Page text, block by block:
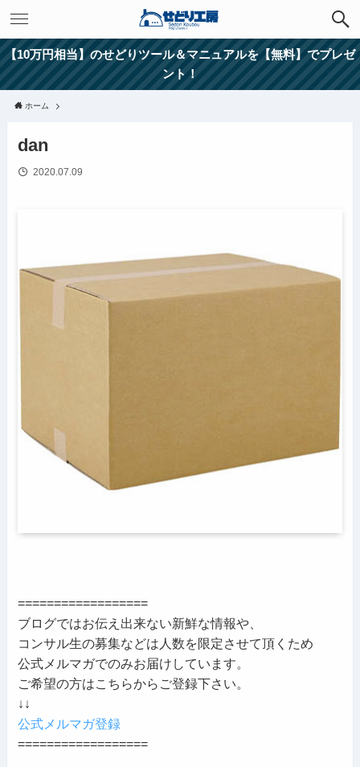
【10万円相当】のせどりツール＆マニュアルを【無料】でプレゼ
ント！
ホーム
dan
2020.07.09
==================
ブログではお伝え出来ない新鮮な情報や、
コンサル生の募集などは人数を限定させて頂くため
公式メルマガでのみお届けしています。
ご希望の方はこちらからご登録下さい。
↓↓
公式メルマガ登録
==================